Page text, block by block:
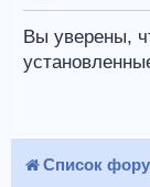
Вы уверены,
Список